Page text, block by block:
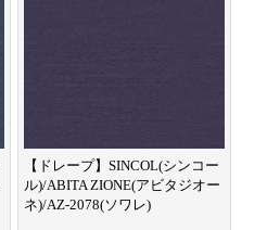
【ドレープ】SINCOL(シンコー
ル)/ABITA ZIONE(アビタジオー
ネ)/AZ-2078(ソワレ)